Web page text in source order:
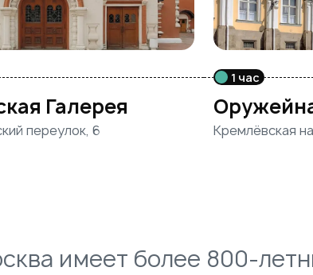
Галерея
переулок, 6
1 час
Кремлёвская
имеет более 800-